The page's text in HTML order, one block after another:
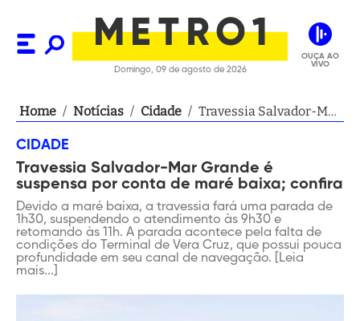
Domingo, 09 de agosto de 2026
OUÇA AO
VIVO
Home / Notícias / Cidade / Travessia Salvador-Mar
confira
CIDADE
Travessia Salvador-Mar Grande é
suspensa por conta de maré baixa; confira
Devido a maré baixa, a travessia fará uma parada de
1h30, suspendendo o atendimento às 9h30 e
retomando às 11h. A parada acontece pela falta de
condições do Terminal de Vera Cruz, que possui pouca
profundidade em seu canal de navegação. [Leia
mais...]